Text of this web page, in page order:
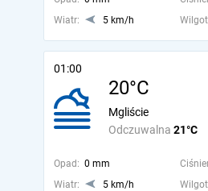
Wiatr:
5 km/h
01:00
20°C
Odczuwalna 21°C
Mgliście
Opad: 0 mm
Wiatr:
5 km/h